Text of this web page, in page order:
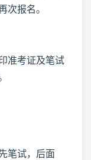
次报名。
准考证及笔试
笔试，后面